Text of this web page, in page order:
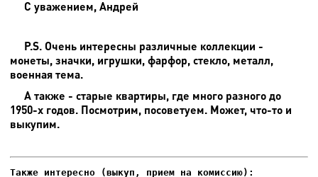
С уважением, Андрей
P.S. Очень интересны различные коллекции -
монеты, значки, игрушки, фарфор, стекло, металл,
военная тема.
А также - старые квартиры, где много разного до
1950-х годов. Посмотрим, посоветуем. Может, что-то и
выкупим.